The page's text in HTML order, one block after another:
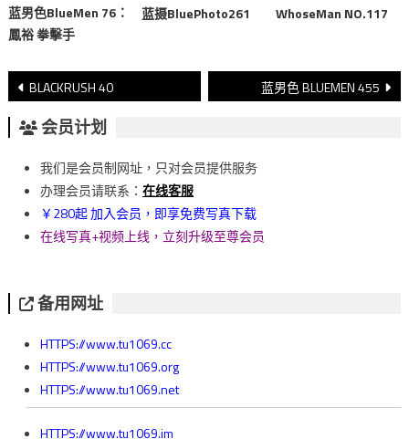
蓝男色BlueMen 76：
鳳裕 拳擊手
蓝摄BluePhoto261 WhoseMan NO.117
文
章
導
覽
BLACKRUSH 40 蓝男色 BLUEMEN 455
会员计划
我们是会员制网址，只对会员提供服务
办理会员请联系： 在线客服
￥280起 加入会员，即享免费写真下载
在线写真+视频上线，立刻升级至尊会员
备用网址
HTTPS://www.tu1069.cc
HTTPS://www.tu1069.org
HTTPS://www.tu1069.net
HTTPS://www.tu1069.im